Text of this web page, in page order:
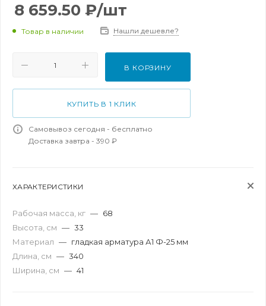
8 659.50 ₽/шт
Товар в наличии Нашли дешевле?
В КОРЗИНУ
КУПИТЬ В 1 КЛИК
Самовывоз сегодня - бесплатно
Доставка завтра - 390 ₽
ХАРАКТЕРИСТИКИ
Рабочая масса, кг — 68
Высота, см — 33
Материал — гладкая арматура А1 Ф-25 мм
Длина, см — 340
Ширина, см — 41